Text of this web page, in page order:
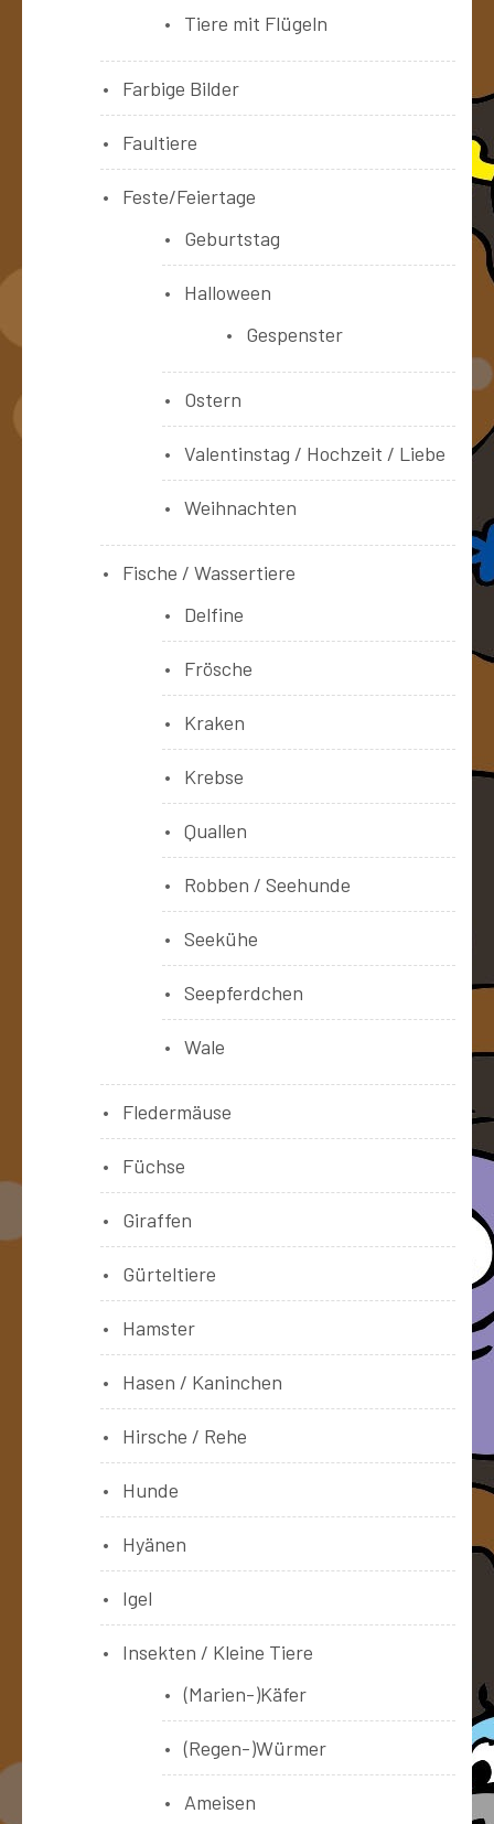
Tiere mit Flügeln
Farbige Bilder
Faultiere
Feste/Feiertage
Geburtstag
Halloween
Gespenster
Ostern
Valentinstag / Hochzeit / Liebe
Weihnachten
Fische / Wassertiere
Delfine
Frösche
Kraken
Krebse
Quallen
Robben / Seehunde
Seekühe
Seepferdchen
Wale
Fledermäuse
Füchse
Giraffen
Gürteltiere
Hamster
Hasen / Kaninchen
Hirsche / Rehe
Hunde
Hyänen
Igel
Insekten / Kleine Tiere
(Marien-)Käfer
(Regen-)Würmer
Ameisen